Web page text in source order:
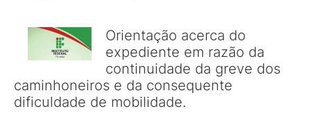
Orientação acerca do
expediente em razão da
continuidade da greve dos
caminhoneiros e da consequente
dificuldade de mobilidade.